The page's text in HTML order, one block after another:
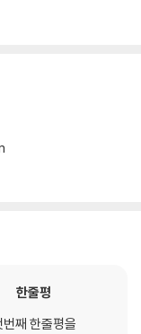
한줄평
번째 한줄평을